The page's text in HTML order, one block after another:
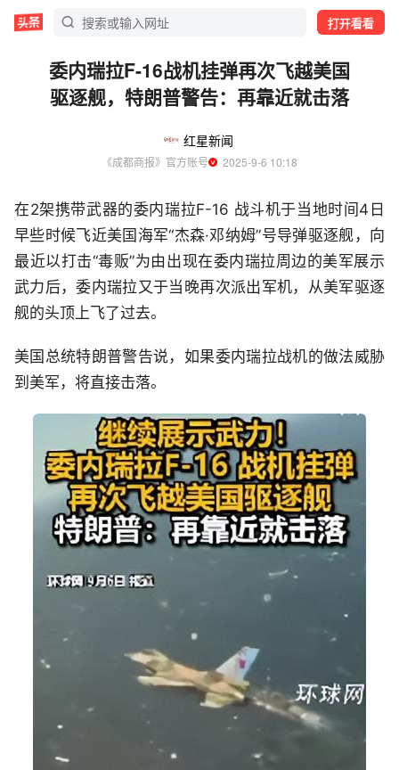
打开看看
委内瑞拉F-16战机挂弹再次飞越美国
驱逐舰，特朗普警告：再靠近就击落
红星新闻
《成都商报》官方账号
  2025-9-6 10:18
在2架携带武器的委内瑞拉F-16 战斗机于当地时间4日
早些时候飞近美国海军“杰森·邓纳姆”号导弹驱逐舰，向
最近以打击“毒贩”为由出现在委内瑞拉周边的美军展示
武力后，委内瑞拉又于当晚再次派出军机，从美军驱逐
舰的头顶上飞了过去。
美国总统特朗普警告说，如果委内瑞拉战机的做法威胁
到美军，将直接击落。